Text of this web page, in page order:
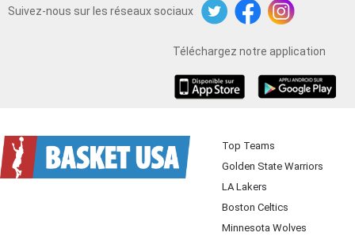
Suivez-nous sur les réseaux sociaux
TwitterFacebookInstagram
Téléchargez notre application
Top Teams
Golden State Warriors
LA Lakers
Boston Celtics
Minnesota Wolves